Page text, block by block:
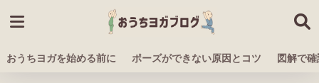
おうちヨガを始める前に ポーズができない原因とコツ 図解で